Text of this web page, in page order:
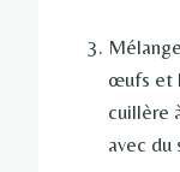
œufs et
cuillère
avec du